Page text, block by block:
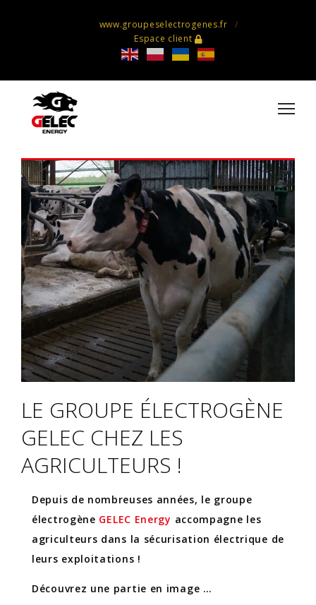
www.groupeselectrogenes.fr
Espace client
LE GROUPE ÉLECTROGÈNE
GELEC CHEZ LES
AGRICULTEURS !
Depuis de nombreuses années, le groupe
électrogène GELEC Energy accompagne les
agriculteurs dans la sécurisation électrique de
leurs exploitations !
Découvrez une partie en image …